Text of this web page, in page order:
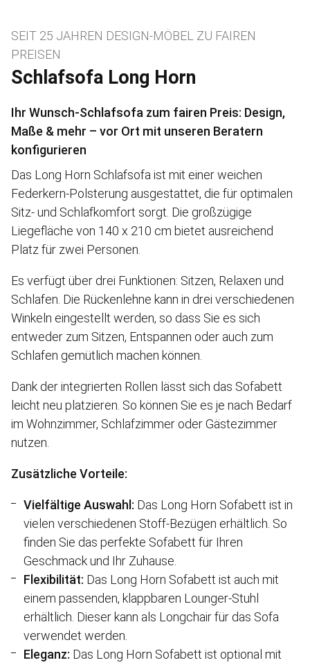
Schlafsofa Long Horn
SEIT 25 JAHREN DESIGN-MÖBEL ZU FAIREN
PREISEN
Ihr Wunsch-Schlafsofa zum fairen Preis: Design,
Maße & mehr – vor Ort mit unseren Beratern
konfigurieren
Das Long Horn Schlafsofa ist mit einer weichen
Federkern-Polsterung ausgestattet, die für optimalen
Sitz- und Schlafkomfort sorgt. Die großzügige
Liegefläche von 140 x 210 cm bietet ausreichend
Platz für zwei Personen.
Es verfügt über drei Funktionen: Sitzen, Relaxen und
Schlafen. Die Rückenlehne kann in drei verschiedenen
Winkeln eingestellt werden, so dass Sie es sich
entweder zum Sitzen, Entspannen oder auch zum
Schlafen gemütlich machen können.
Dank der integrierten Rollen lässt sich das Sofabett
leicht neu platzieren. So können Sie es je nach Bedarf
im Wohnzimmer, Schlafzimmer oder Gästezimmer
nutzen.
Zusätzliche Vorteile:
Vielfältige Auswahl: Das Long Horn Sofabett ist in
vielen verschiedenen Stoff-Bezügen erhältlich. So
finden Sie das perfekte Sofabett für Ihren
Geschmack und Ihr Zuhause.
Flexibilität: Das Long Horn Sofabett ist auch mit
einem passenden, klappbaren Lounger-Stuhl
erhältlich. Dieser kann als Longchair für das Sofa
verwendet werden.
Eleganz: Das Long Horn Sofabett ist optional mit